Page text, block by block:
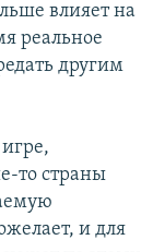
влияет на
реальное
другим
то страны
и для